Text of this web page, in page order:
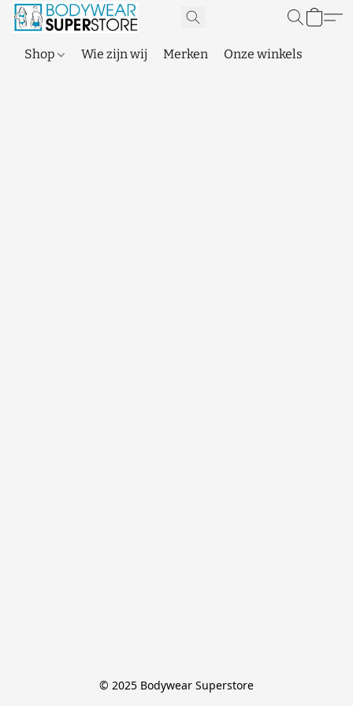
Shop Wie zijn wij Merken Onze winkels
© 2025 Bodywear Superstore